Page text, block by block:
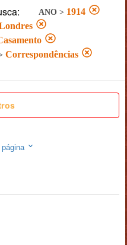
ANO > 1914
Correspondências